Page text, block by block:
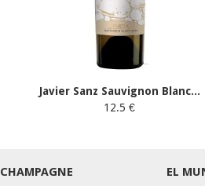
Javier Sanz Sauvignon Blanc...
12.5 €
CHAMPAGNE EL